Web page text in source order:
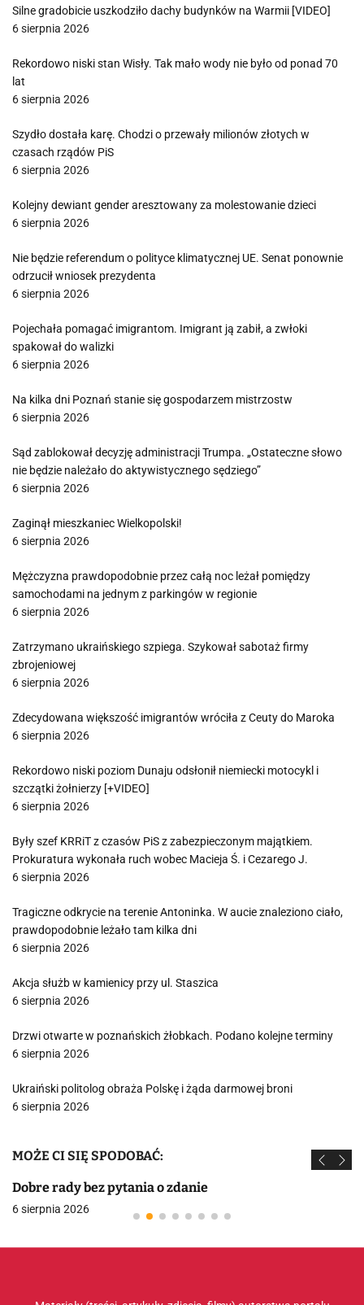
Silne gradobicie uszkodziło dachy budynków na Warmii [VIDEO]
6 sierpnia 2026
Rekordowo niski stan Wisły. Tak mało wody nie było od ponad 70
lat
6 sierpnia 2026
Szydło dostała karę. Chodzi o przewały milionów złotych w
czasach rządów PiS
6 sierpnia 2026
Kolejny dewiant gender aresztowany za molestowanie dzieci
6 sierpnia 2026
Nie będzie referendum o polityce klimatycznej UE. Senat ponownie
odrzucił wniosek prezydenta
6 sierpnia 2026
Pojechała pomagać imigrantom. Imigrant ją zabił, a zwłoki
spakował do walizki
6 sierpnia 2026
Na kilka dni Poznań stanie się gospodarzem mistrzostw
6 sierpnia 2026
Sąd zablokował decyzję administracji Trumpa. „Ostateczne słowo
nie będzie należało do aktywistycznego sędziego”
6 sierpnia 2026
Zaginął mieszkaniec Wielkopolski!
6 sierpnia 2026
Mężczyzna prawdopodobnie przez całą noc leżał pomiędzy
samochodami na jednym z parkingów w regionie
6 sierpnia 2026
Zatrzymano ukraińskiego szpiega. Szykował sabotaż firmy
zbrojeniowej
6 sierpnia 2026
Zdecydowana większość imigrantów wróciła z Ceuty do Maroka
6 sierpnia 2026
Rekordowo niski poziom Dunaju odsłonił niemiecki motocykl i
szczątki żołnierzy [+VIDEO]
6 sierpnia 2026
Były szef KRRiT z czasów PiS z zabezpieczonym majątkiem.
Prokuratura wykonała ruch wobec Macieja Ś. i Cezarego J.
6 sierpnia 2026
Tragiczne odkrycie na terenie Antoninka. W aucie znaleziono ciało,
prawdopodobnie leżało tam kilka dni
6 sierpnia 2026
Akcja służb w kamienicy przy ul. Staszica
6 sierpnia 2026
Drzwi otwarte w poznańskich żłobkach. Podano kolejne terminy
6 sierpnia 2026
Ukraiński politolog obraża Polskę i żąda darmowej broni
6 sierpnia 2026
MOŻE CI SIĘ SPODOBAĆ:
Dobre rady bez pytania o zdanie
6 sierpnia 2026